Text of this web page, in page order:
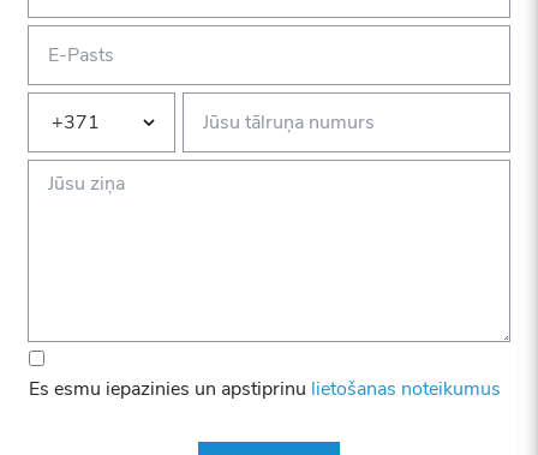
+371
Es esmu iepazinies un apstiprinu lietošanas noteikumus